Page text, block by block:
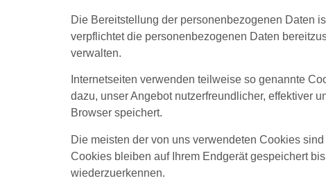
Die Bereitstellung der personenbezogenen Daten
verpflichtet die personenbezogenen Daten
verwalten.
Internetseiten verwenden teilweise so genannte
dazu, unser Angebot nutzerfreundlicher, effektiver
Browser speichert.
Die meisten der von uns verwendeten Cookies
Cookies bleiben auf Ihrem Endgerät gespeichert
wiederzuerkennen.